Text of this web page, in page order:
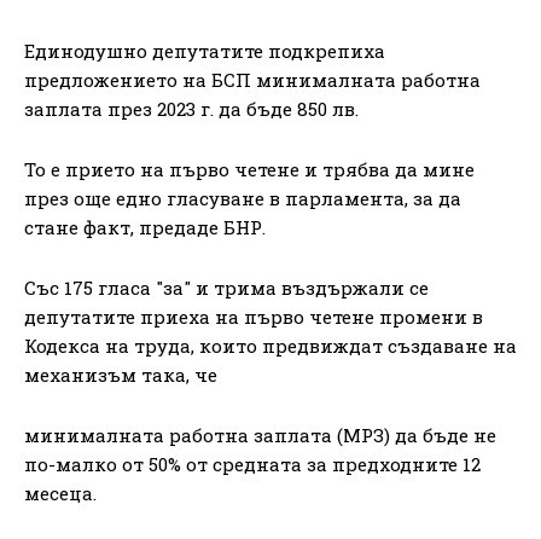
Единодушно депутатите подкрепиха
предложението на БСП минималната работна
заплата през 2023 г. да бъде 850 лв.
То е прието на първо четене и трябва да мине
през още едно гласуване в парламента, за да
стане факт, предаде БНР.
Със 175 гласа "за" и трима въздържали се
депутатите приеха на първо четене промени в
Кодекса на труда, които предвиждат създаване на
механизъм така, че
минималната работна заплата (МРЗ) да бъде не
по-малко от 50% от средната за предходните 12
месеца.